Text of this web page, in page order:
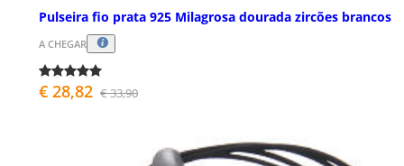
Pulseira fio prata 925 Milagrosa dourada zircões brancos
A CHEGAR
€ 28,82 € 33,90